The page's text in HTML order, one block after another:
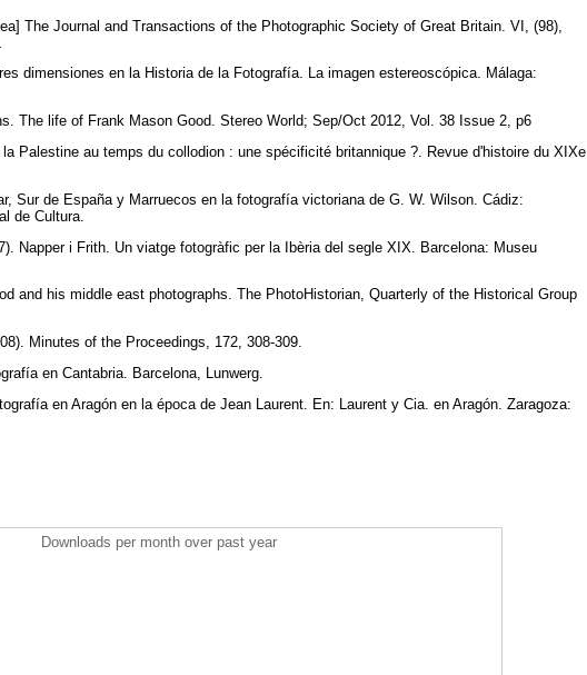
The Journal and Transactions of the Photographic Society of Great Britain. VI, (98),
dimensiones en la Historia de la Fotografía. La imagen estereoscópica. Málaga:
The life of Frank Mason Good. Stereo World; Sep/Oct 2012, Vol. 38 Issue 2, p6
Palestine au temps du collodion : une spécificité britannique ?. Revue d'histoire du XIXe
Sur de España y Marruecos en la fotografía victoriana de G. W. Wilson. Cádiz:
de Cultura.
Napper i Frith. Un viatge fotogràfic per la Ibèria del segle XIX. Barcelona: Museu
and his middle east photographs. The PhotoHistorian, Quarterly of the Historical Group
Minutes of the Proceedings, 172, 308-309.
en Cantabria. Barcelona, Lunwerg.
en Aragón en la época de Jean Laurent. En: Laurent y Cia. en Aragón. Zaragoza:
Downloads per month over past year